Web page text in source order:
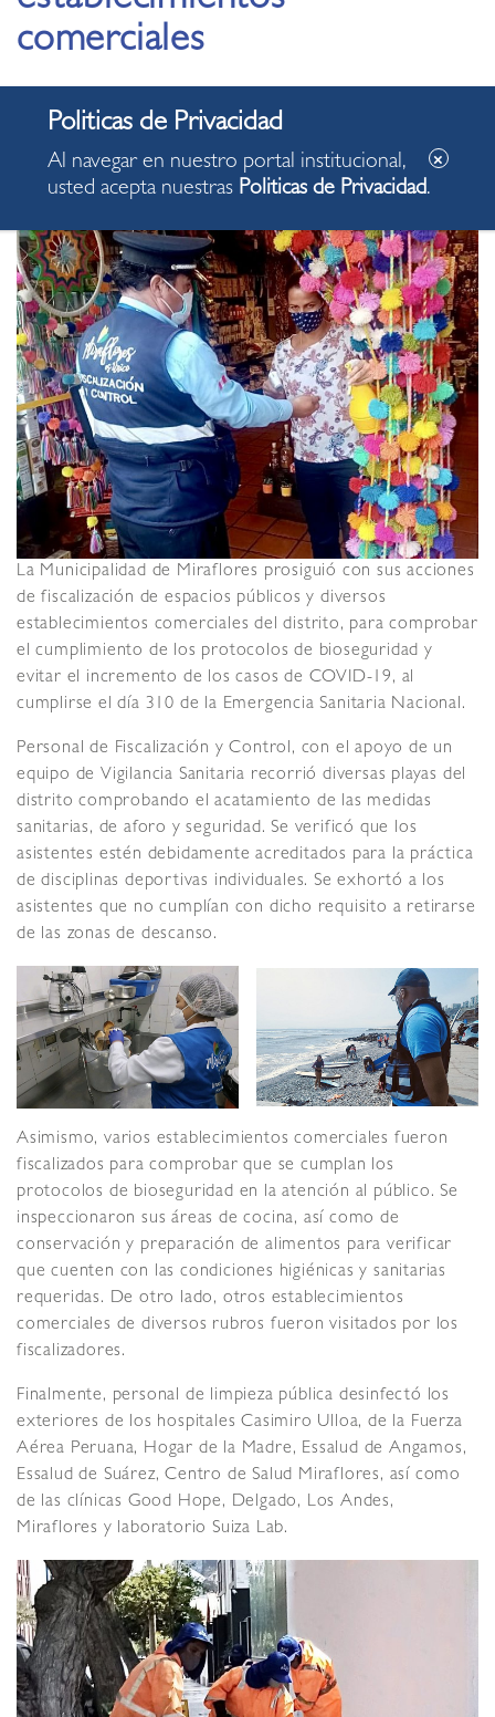
comerciales
19.01.2021
La Municipalidad de Miraflores prosiguió con sus acciones
de fiscalización de espacios públicos y diversos
establecimientos comerciales del distrito, para comprobar
el cumplimiento de los protocolos de bioseguridad y
evitar el incremento de los casos de COVID-19, al
cumplirse el día 310 de la Emergencia Sanitaria Nacional.
Personal de Fiscalización y Control, con el apoyo de un
equipo de Vigilancia Sanitaria recorrió diversas playas del
distrito comprobando el acatamiento de las medidas
sanitarias, de aforo y seguridad. Se verificó que los
asistentes estén debidamente acreditados para la práctica
de disciplinas deportivas individuales. Se exhortó a los
asistentes que no cumplían con dicho requisito a retirarse
de las zonas de descanso.
Asimismo, varios establecimientos comerciales fueron
fiscalizados para comprobar que se cumplan los
protocolos de bioseguridad en la atención al público. Se
inspeccionaron sus áreas de cocina, así como de
conservación y preparación de alimentos para verificar
que cuenten con las condiciones higiénicas y sanitarias
requeridas. De otro lado, otros establecimientos
comerciales de diversos rubros fueron visitados por los
fiscalizadores.
Finalmente, personal de limpieza pública desinfectó los
exteriores de los hospitales Casimiro Ulloa, de la Fuerza
Aérea Peruana, Hogar de la Madre, Essalud de Angamos,
Essalud de Suárez, Centro de Salud Miraflores, así como
de las clínicas Good Hope, Delgado, Los Andes,
Miraflores y laboratorio Suiza Lab.
Al navegar en nuestro portal institucional,
usted acepta nuestras Politicas de Privacidad.